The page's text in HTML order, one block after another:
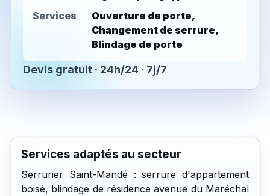
Services
Ouverture de porte,
Changement de serrure,
Blindage de porte
Devis gratuit · 24h/24 · 7j/7
Services adaptés au secteur
Serrurier Saint-Mandé : serrure d'appartement
boisé, blindage de résidence avenue du Maréchal